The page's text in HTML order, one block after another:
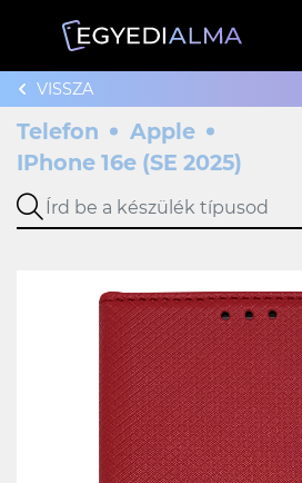
VISSZA
Telefon
Apple
IPhone 16e (SE 2025)